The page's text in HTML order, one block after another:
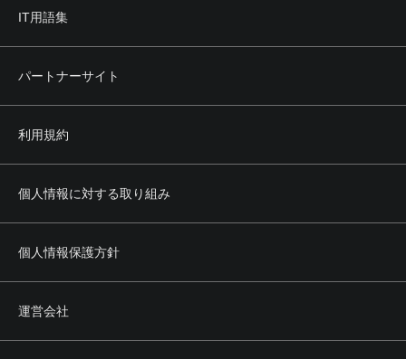
IT用語集
パートナーサイト
利用規約
個人情報に対する取り組み
個人情報保護方針
運営会社